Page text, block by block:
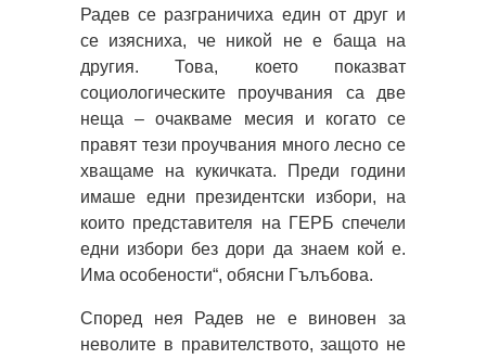
Радев се разграничиха един от друг и
се изясниха, че никой не е баща на
другия. Това, което показват
социологическите проучвания са две
неща – очакваме месия и когато се
правят тези проучвания много лесно се
хващаме на кукичката. Преди години
имаше едни президентски избори, на
които представителя на ГЕРБ спечели
едни избори без дори да знаем кой е.
Има особености“, обясни Гълъбова.
Според нея Радев не е виновен за
неволите в правителството, защото не